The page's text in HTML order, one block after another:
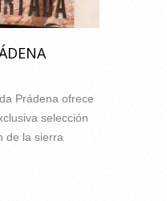
Prádena ofrece
selección
de la sierra